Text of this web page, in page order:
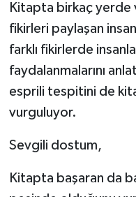
Kitapta birkaç yerde
fikirleri paylaşan
farklı fikirlerde
faydalanmalarını
esprili tespitini de
vurguluyor.
Sevgili dostum,
Kitapta başaran da